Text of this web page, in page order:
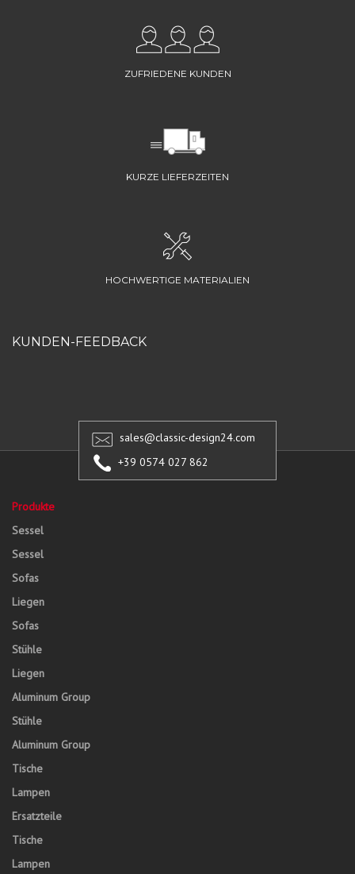
ZUFRIEDENE KUNDEN
KURZE LIEFERZEITEN
HOCHWERTIGE MATERIALIEN
KUNDEN-FEEDBACK
sales@classic-design24.com
+39 0574 027 862
Produkte
Sessel
Sessel
Sofas
Liegen
Sofas
Stühle
Liegen
Aluminum Group
Stühle
Aluminum Group
Tische
Lampen
Ersatzteile
Tische
Lampen